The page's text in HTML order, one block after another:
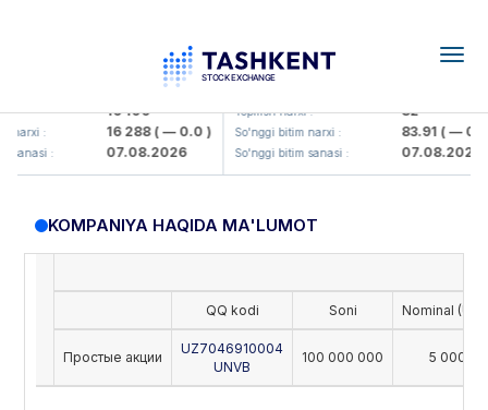
: 16 100
: 16 288( — 0.0 )
: 07.08.2026
KFSK (<Kafolat sug'urta
Yopilish narxi : 82
So'nggi bitim narxi : 83.91( — 0.0 )
So'nggi bitim sanasi : 07.08.2026
KOMPANIYA HAQIDA MA'LUMOT
QQ kodi Soni Nominal
Простые акции
UZ7046910004
UNVB
100 000 000 5 000